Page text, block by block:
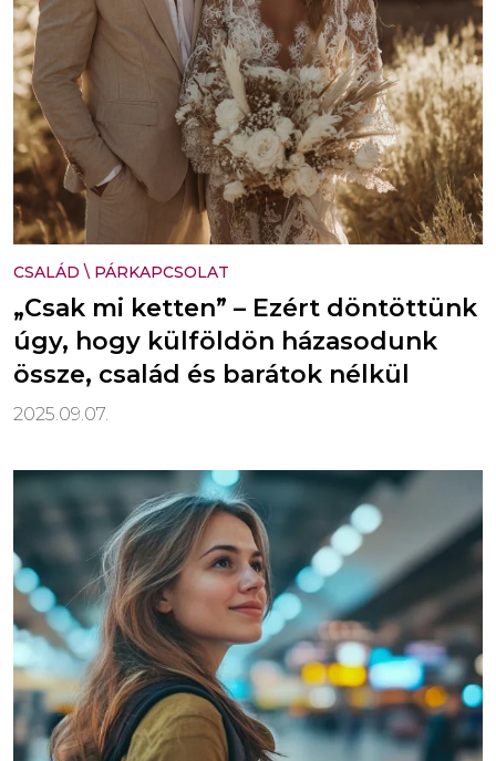
CSALÁD \ PÁRKAPCSOLAT
„Csak mi ketten” – Ezért döntöttünk
úgy, hogy külföldön házasodunk
össze, család és barátok nélkül
2025.09.07.